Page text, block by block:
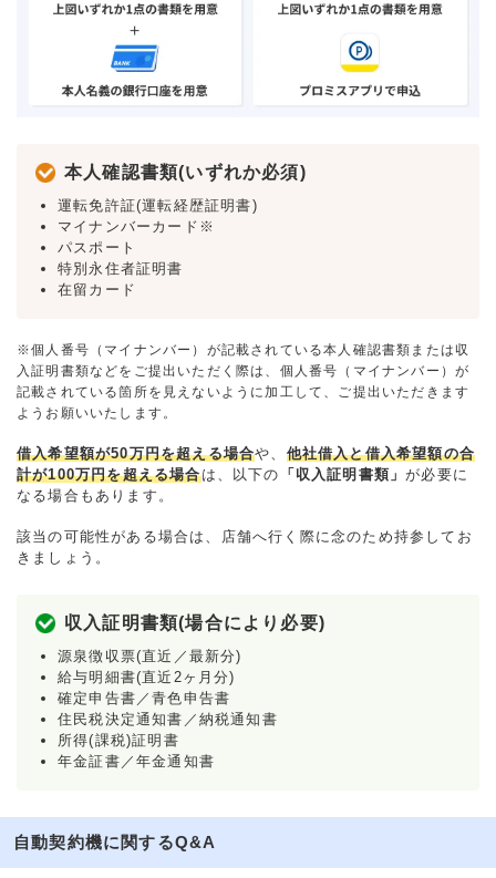
本人確認書類(いずれか必須)
運転免許証(運転経歴証明書)
マイナンバーカード※
パスポート
特別永住者証明書
在留カード
※個人番号（マイナンバー）が記載されている本人確認書類または収
入証明書類などをご提出いただく際は、個人番号（マイナンバー）が
記載されている箇所を見えないように加工して、ご提出いただきます
ようお願いいたします。
借入希望額が50万円を超える場合や、 他社借入と借入希望額の合
計が100万円を超える場合は、以下の 「収入証明書類」が必要に
なる場合もあります。
該当の可能性がある場合は、店舗へ行く際に念のため持参してお
きましょう。
収入証明書類(場合により必要)
源泉徴収票(直近／最新分)
給与明細書(直近2ヶ月分)
確定申告書／青色申告書
住民税決定通知書／納税通知書
所得(課税)証明書
年金証書／年金通知書
自動契約機に関するQ&A